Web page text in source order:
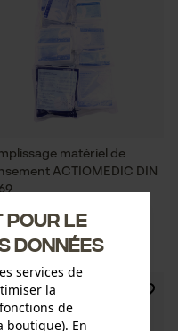
matériel de
ACTIOMEDIC DIN
pour le
données
services de
la
de
boutique). En